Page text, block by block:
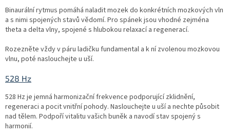
Binaurální rytmus pomáhá naladit mozek do konkrétních mozkových vln
a s nimi spojených stavů vědomí. Pro spánek jsou vhodné zejména
theta a delta vlny, spojené s hlubokou relaxací a regenerací.
Rozezněte vždy v páru ladičku fundamental a k ní zvolenou mozkovou
vlnu, poté naslouchejte u uší.
528 Hz
528 Hz je jemná harmonizační frekvence podporující zklidnění,
regeneraci a pocit vnitřní pohody. Naslouchejte u uší a nechte působit
nad tělem. Podpoří vitalitu vašich buněk a navodí stav spojený s
harmonií.